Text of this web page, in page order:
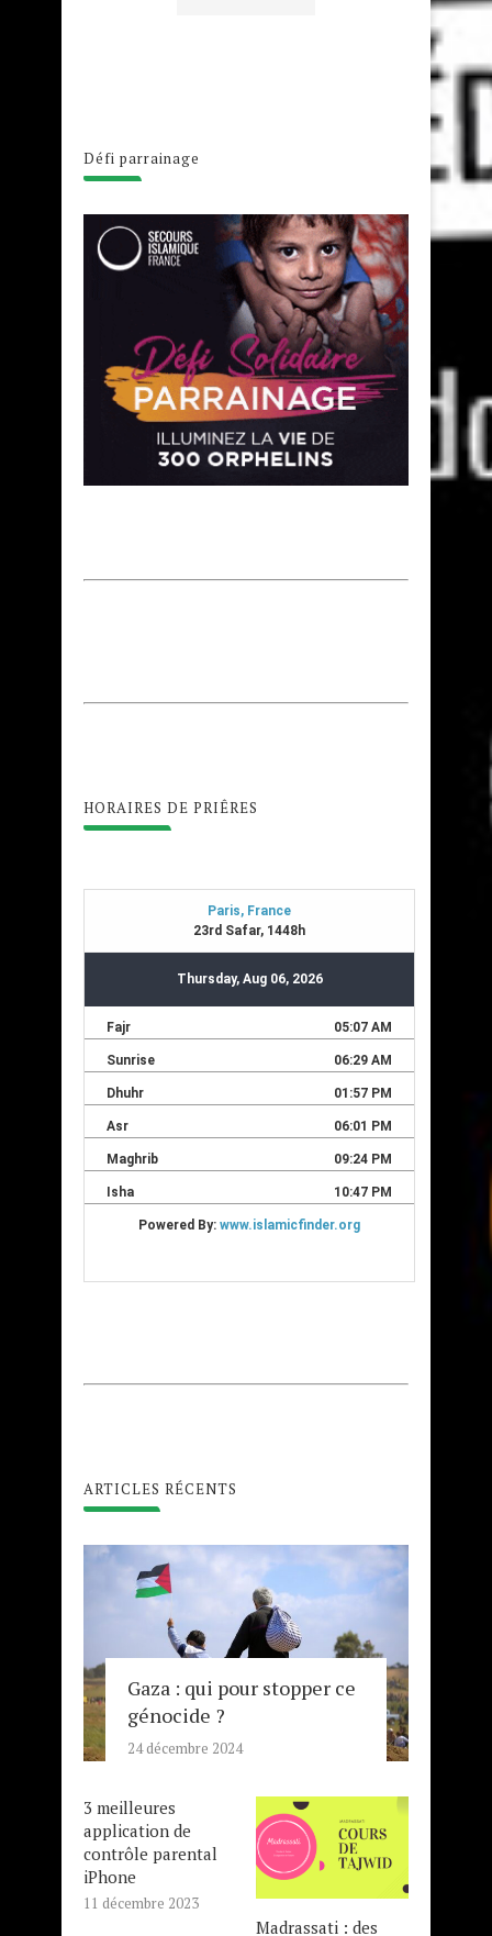
Défi parrainage
HORAIRES DE PRIÊRES
ARTICLES RÉCENTS
Gaza : qui pour stopper ce
génocide ?
24 décembre 2024
3 meilleures
application de
contrôle parental
iPhone
11 décembre 2023
Madrassati : des